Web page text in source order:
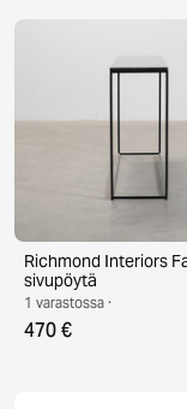
Richmond Interiors
sivupöytä
1 varastossa ·
470 €